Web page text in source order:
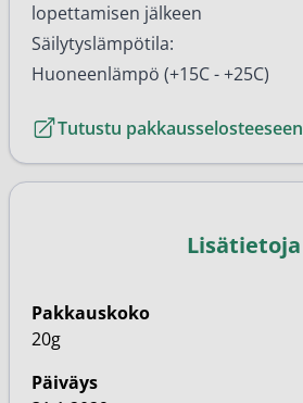
lopettamisen jälkeen
Säilytyslämpötila:
Huoneenlämpö (+15C - +25C)
Tutustu pakkausselosteeseen
Lisätietoja
Pakkauskoko
20g
Päiväys